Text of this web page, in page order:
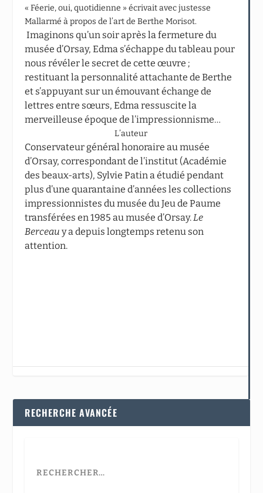
« Féerie, oui, quotidienne » écrivait avec justesse
Mallarmé à propos de l’art de Berthe Morisot.
Imaginons qu’un soir après la fermeture du
musée d’Orsay, Edma s’échappe du tableau pour
nous révéler le secret de cette œuvre ;
restituant la personnalité attachante de Berthe
et s’appuyant sur un émouvant échange de
lettres entre sœurs, Edma ressuscite la
merveilleuse époque de l’impressionnisme…
L’auteur
Conservateur général honoraire au musée
d’Orsay, correspondant de l’institut (Académie
des beaux-arts), Sylvie Patin a étudié pendant
plus d’une quarantaine d’années les collections
impressionnistes du musée du Jeu de Paume
transférées en 1985 au musée d’Orsay. Le
Berceau y a depuis longtemps retenu son
attention.
RECHERCHE AVANCÉE